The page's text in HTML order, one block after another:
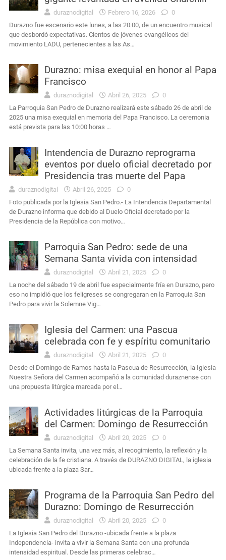
duraznodigital Febrero 16, 2026
0
Durazno fue escenario este lunes, a las 20:00, de un encuentro musical
que desbordó expectativas. Cientos de jóvenes evangélicos del
movimiento LADU, pertenecientes a las As…
Durazno: misa exequial en honor al Papa
Francisco
duraznodigital Abril 26, 2025
0
La Parroquia San Pedro de Durazno realizará este sábado 26 de abril de
2025 una misa exequial en memoria del Papa Francisco. La ceremonia
está prevista para las 10:00 horas …
Intendencia de Durazno reprograma
eventos por duelo oficial decretado por
Presidencia tras muerte del Papa
duraznodigital Abril 26, 2025
0
Foto publicada por la Iglesia San Pedro.- La Intendencia Departamental
de Durazno informa que debido al Duelo Oficial decretado por la
Presidencia de la República con motivo…
Parroquia San Pedro: sede de una
Semana Santa vivida con intensidad
duraznodigital Abril 21, 2025
0
La noche del sábado 19 de abril fue especialmente fría en Durazno, pero
eso no impidió que los feligreses se congregaran en la Parroquia San
Pedro para vivir la Solemne Vig…
Iglesia del Carmen: una Pascua
celebrada con fe y espíritu comunitario
duraznodigital Abril 21, 2025
0
Desde el Domingo de Ramos hasta la Pascua de Resurrección, la Iglesia
Nuestra Señora del Carmen acompañó a la comunidad duraznense con
una propuesta litúrgica marcada por el…
Actividades litúrgicas de la Parroquia
del Carmen: Domingo de Resurrección
duraznodigital Abril 20, 2025
0
La Semana Santa invita, una vez más, al recogimiento, la reflexión y la
celebración de la fe cristiana. A través de DURAZNO DIGITAL, la iglesia
ubicada frente a la plaza Sar…
Programa de la Parroquia San Pedro del
Durazno: Domingo de Resurrección
duraznodigital Abril 20, 2025
0
La Iglesia San Pedro del Durazno -ubicada frente a la plaza
Independencia- invita a vivir la Semana Santa con una profunda
intensidad espiritual. Desde las primeras celebrac…